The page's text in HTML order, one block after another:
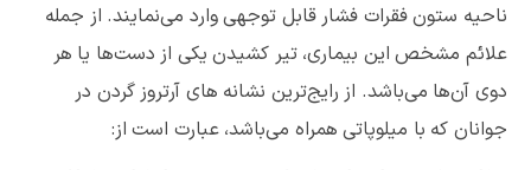
ناحیه ستون فقرات فشار قابل توجهی وارد می‌نمایند. از جمله
علائم مشخص این بیماری، تیر کشیدن یکی از دست‌ها یا هر
دوی آن‌ها می‌باشد. از رایج‌ترین نشانه های آرتروز گردن در
جوانان که با میلوپاتی همراه می‌باشد، عبارت است از: